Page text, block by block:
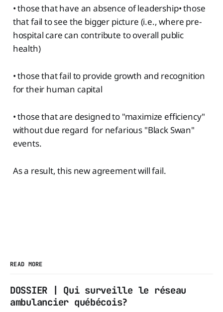
• those that have an absence of leadership• those
that fail to see the bigger picture (i.e., where pre-
hospital care can contribute to overall public
health)
• those that fail to provide growth and recognition
for their human capital
• those that are designed to "maximize efficiency"
without due regard for nefarious "Black Swan"
events.
As a result, this new agreement will fail.
READ MORE
DOSSIER | Qui surveille le réseau
ambulancier québécois?